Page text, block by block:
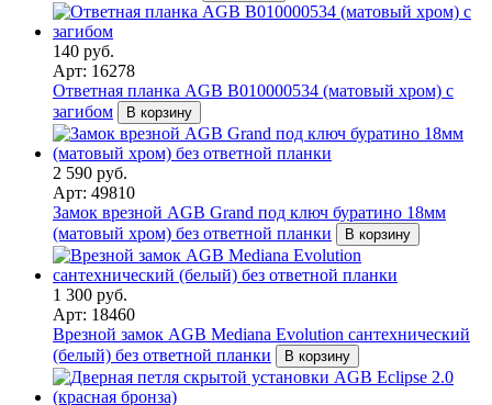
140 руб.
Арт: 16278
Ответная планка AGB В010000534 (матовый хром) с
загибом
В корзину
2 590 руб.
Арт: 49810
Замок врезной AGB Grand под ключ буратино 18мм
(матовый хром) без ответной планки
В корзину
1 300 руб.
Арт: 18460
Врезной замок AGB Mediana Evolution сантехнический
(белый) без ответной планки
В корзину